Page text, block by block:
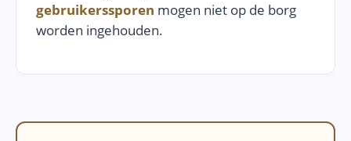
gebruikerssporen mogen niet op de borg
worden ingehouden.